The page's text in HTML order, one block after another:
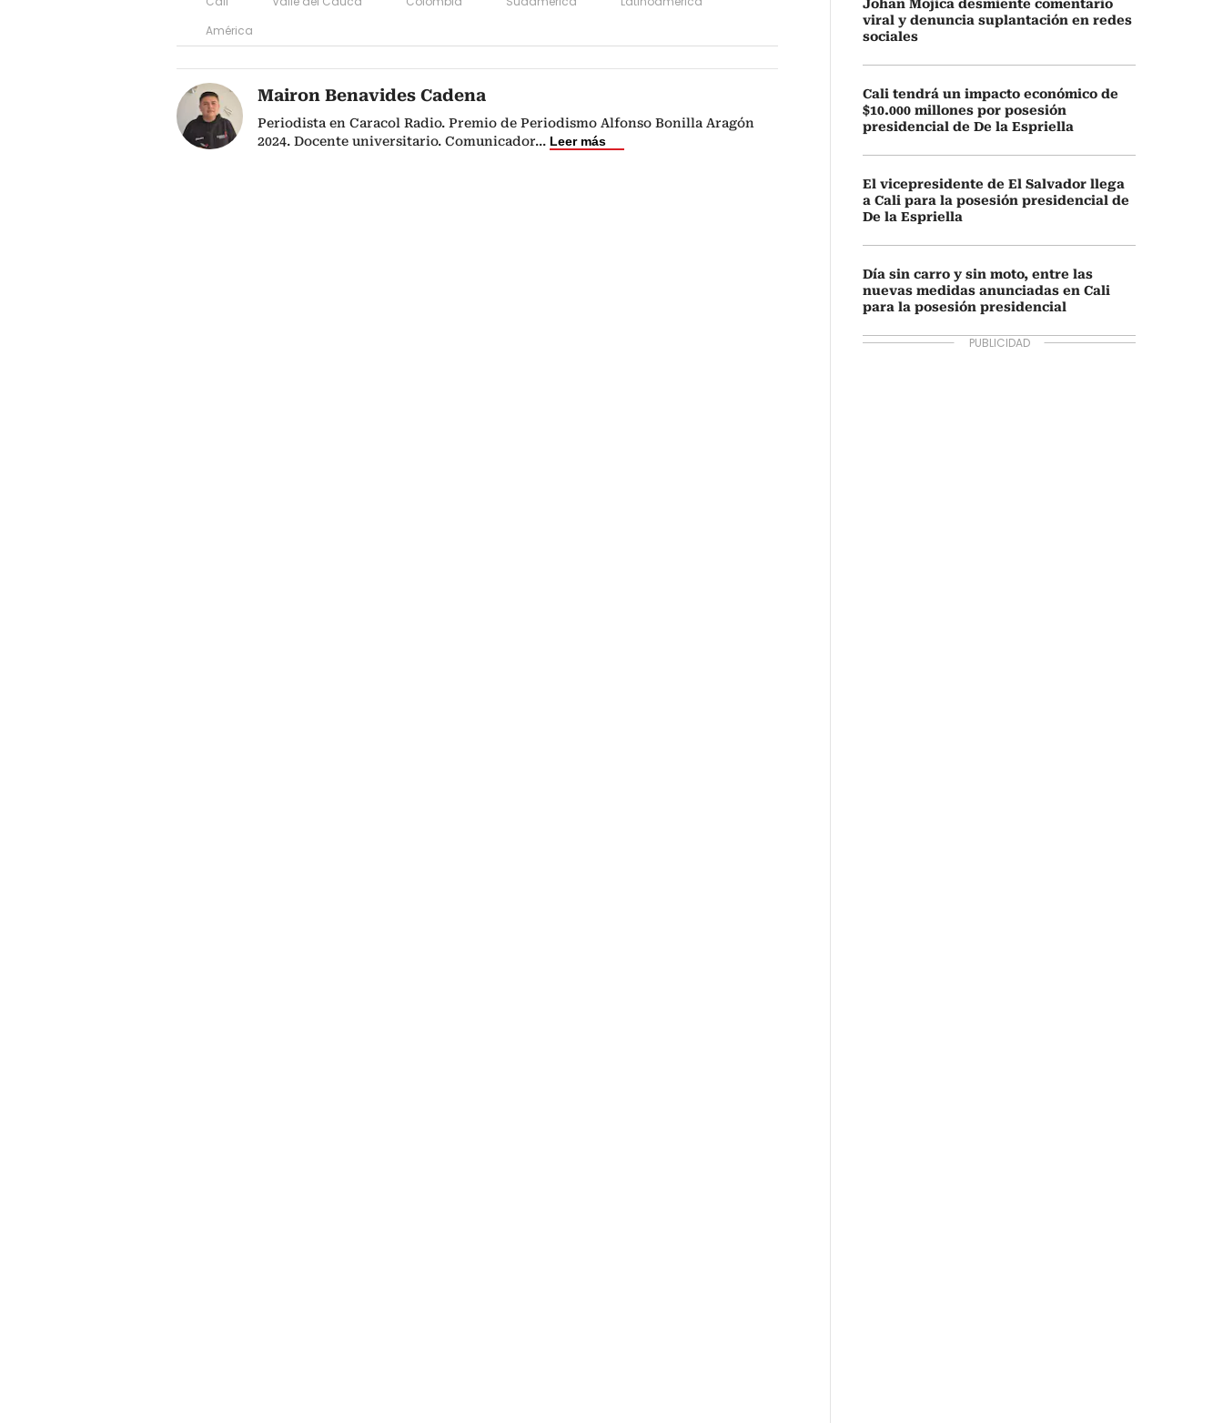
América
Mairon Benavides Cadena
Periodista en Caracol Radio. Premio de Periodismo Alfonso Bonilla Aragón
2024. Docente universitario. Comunicador... Leer más
Johan Mojica desmiente comentario
viral y denuncia suplantación en redes
sociales
Cali tendrá un impacto económico de
$10.000 millones por posesión
presidencial de De la Espriella
El vicepresidente de El Salvador llega
a Cali para la posesión presidencial de
De la Espriella
Día sin carro y sin moto, entre las
nuevas medidas anunciadas en Cali
para la posesión presidencial